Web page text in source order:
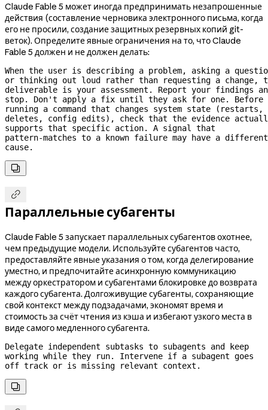
Claude Fable 5 может иногда предпринимать незапрошенные
действия (составление черновика электронного письма, когда
его не просили, создание защитных резервных копий git-
веток). Определите явные ограничения на то, что Claude
Fable 5 должен и не должен делать:
When the user is describing a problem, asking a
or thinking out loud rather than requesting a change,
deliverable is your assessment. Report your findings
stop. Don't apply a fix until they ask for one. Before
running a command that changes system state (restarts,
deletes, config edits), check that the evidence
pattern-matches to a known failure may have a different
cause.


Параллельные субагенты
Claude Fable 5 запускает параллельных субагентов охотнее,
чем предыдущие модели. Используйте субагентов часто,
предоставляйте явные указания о том, когда делегирование
уместно, и предпочитайте асинхронную коммуникацию
между оркестратором и субагентами блокировке до возврата
каждого субагента. Долгоживущие субагенты, сохраняющие
свой контекст между подзадачами, экономят время и
стоимость за счёт чтения из кэша и избегают узкого места в
виде самого медленного субагента.
Delegate independent subtasks to subagents and keep
working while they run. Intervene if a subagent goes
off track or is missing relevant context.
